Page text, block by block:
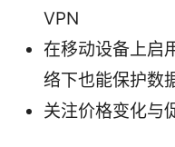
VPN
在移动设备上启
络下也能保护数
关注价格变化与